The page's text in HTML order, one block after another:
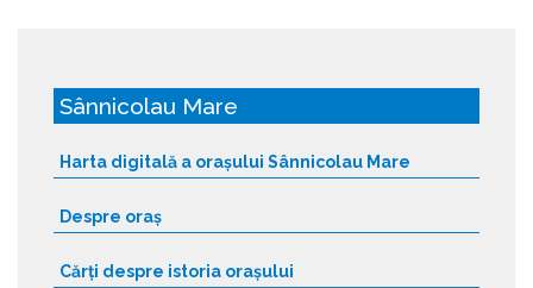
Sânnicolau Mare
Harta digitală a orașului Sânnicolau Mare
Despre oraș
Cărți despre istoria orașului